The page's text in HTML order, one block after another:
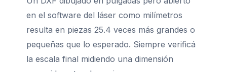
en el software del láser como milímetros
resulta en piezas 25.4 veces más grandes o
pequeñas que lo esperado. Siempre verificá
la escala final midiendo una dimensión